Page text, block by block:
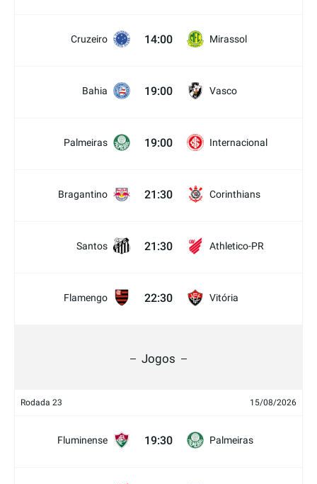
Cruzeiro 14:00 Mirassol
Bahia 19:00 Vasco
Palmeiras 19:00 Internacional
Bragantino 21:30 Corinthians
Santos 21:30 Athletico-PR
Flamengo 22:30 Vitória
Jogos
Rodada 23 15/08/2026
Fluminense 19:30 Palmeiras